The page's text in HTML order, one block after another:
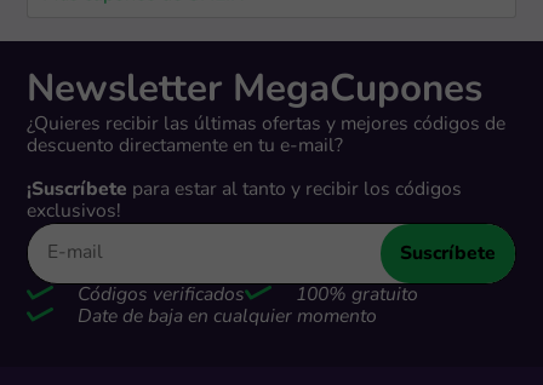
Newsletter MegaCupones
¿Quieres recibir las últimas ofertas y mejores códigos de
descuento directamente en tu e-mail?
¡Suscríbete para estar al tanto y recibir los códigos
exclusivos!
Suscríbete
Códigos verificados
100% gratuito
Date de baja en cualquier momento